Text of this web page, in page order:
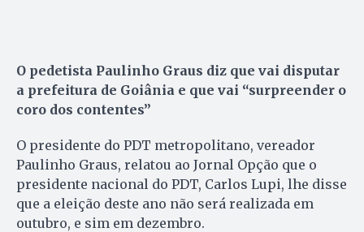
O pedetista Paulinho Graus diz que vai disputar
a prefeitura de Goiânia e que vai “surpreender o
coro dos contentes”
O presidente do PDT metropolitano, vereador
Paulinho Graus, relatou ao Jornal Opção que o
presidente nacional do PDT, Carlos Lupi, lhe disse
que a eleição deste ano não será realizada em
outubro, e sim em dezembro.